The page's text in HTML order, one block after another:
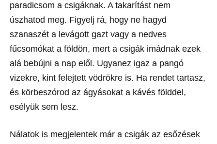
paradicsom a csigáknak. A takarítást nem
úszhatod meg. Figyelj rá, hogy ne hagyd
szanaszét a levágott gazt vagy a nedves
fűcsomókat a földön, mert a csigák imádnak ezek
alá bebújni a nap elől. Ugyanez igaz a pangó
vizekre, kint felejtett vödrökre is. Ha rendet tartasz,
és körbeszórod az ágyásokat a kávés földdel,
esélyük sem lesz.
Nálatok is megjelentek már a csigák az esőzések